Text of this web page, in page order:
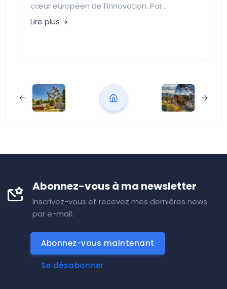
cœur européen de l’innovation. Par...
Lire plus
Abonnez-vous à ma newsletter
Inscrivez-vous et recevez mes dernières news
par e-mail.
Abonnez-vous maintenant
Se désabonner